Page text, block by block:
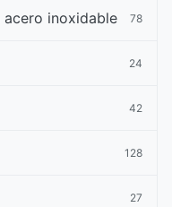
inoxidable 78
24
42
128
27